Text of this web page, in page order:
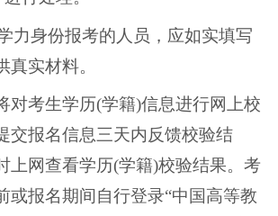
身份报考的人员，应如实填写
真实材料。
考生学历(学籍)信息进行网上校
交报名信息三天内反馈校验结
上网查看学历(学籍)校验结果。考
或报名期间自行登录“中国高等教